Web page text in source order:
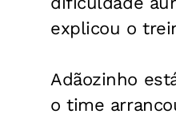
explicou o
Adãozinho
o time